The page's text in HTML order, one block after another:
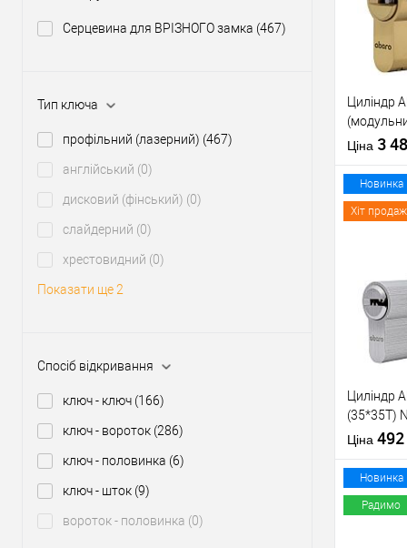
Серцевина для ВРІЗНОГО замка (467)
Тип ключа
профільний (лазерний) (467)
англійський (0)
дисковий (фінський) (0)
слайдерний (0)
хрестовидний (0)
Показати ще 2
Спосіб відкривання
ключ - ключ (166)
ключ - вороток (286)
ключ - половинка (6)
ключ - шток (9)
вороток - половинка (0)
У
Виробник
Модель
серцевини
Тип товару
Тип ключа
Циліндр
латунь
Ціна 3
У
Виробник
Модель
серцевини
Тип товару
Тип ключа
Новинка
Хіт
Циліндр
(35*35T)
ключів
Ціна 492
Новинка
Радимо